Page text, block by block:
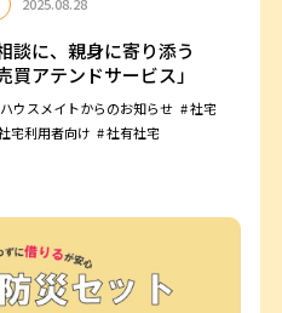
談に、親身に寄り添う
買アテンドサービス」
ハウスメイトからのお知らせ
社宅
宅利用者向け
社有社宅